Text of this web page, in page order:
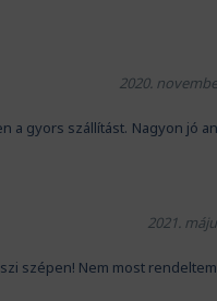
2020.
a gyors szállítást. Nagyon jó
2021.
szépen! Nem most